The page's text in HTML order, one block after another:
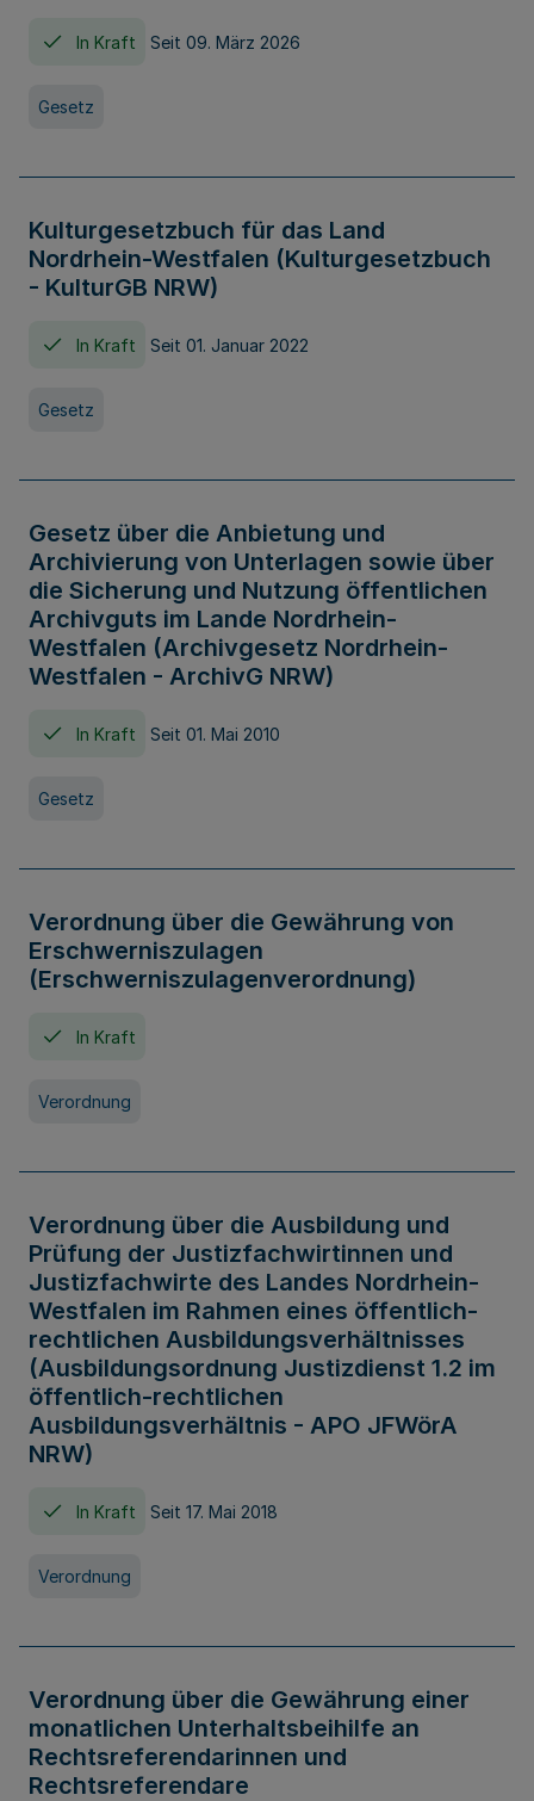
In Kraft Seit 09. März 2026
Gesetz
Kulturgesetzbuch für das Land
Nordrhein-Westfalen (Kulturgesetzbuch
- KulturGB NRW)
In Kraft Seit 01. Januar 2022
Gesetz
Gesetz über die Anbietung und
Archivierung von Unterlagen sowie über
die Sicherung und Nutzung öffentlichen
Archivguts im Lande Nordrhein-
Westfalen (Archivgesetz Nordrhein-
Westfalen - ArchivG NRW)
In Kraft Seit 01. Mai 2010
Gesetz
Verordnung über die Gewährung von
Erschwerniszulagen
(Erschwerniszulagenverordnung)
In Kraft
Verordnung
Verordnung über die Ausbildung und
Prüfung der Justizfachwirtinnen und
Justizfachwirte des Landes Nordrhein-
Westfalen im Rahmen eines öffentlich-
rechtlichen Ausbildungsverhältnisses
(Ausbildungsordnung Justizdienst 1.2 im
öffentlich-rechtlichen
Ausbildungsverhältnis - APO JFWörA
NRW)
In Kraft Seit 17. Mai 2018
Verordnung
Verordnung über die Gewährung einer
monatlichen Unterhaltsbeihilfe an
Rechtsreferendarinnen und
Rechtsreferendare